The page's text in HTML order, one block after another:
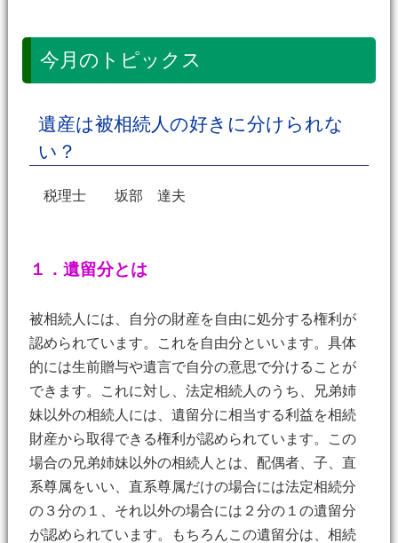
今月のトピックス
遺産は被相続人の好きに分けられな
い？
税理士 坂部 達夫
１．遺留分とは
被相続人には、自分の財産を自由に処分する権利が
認められています。これを自由分といいます。具体
的には生前贈与や遺言で自分の意思で分けることが
できます。これに対し、法定相続人のうち、兄弟姉
妹以外の相続人には、遺留分に相当する利益を相続
財産から取得できる権利が認められています。この
場合の兄弟姉妹以外の相続人とは、配偶者、子、直
系尊属をいい、直系尊属だけの場合には法定相続分
の３分の１、それ以外の場合には２分の１の遺留分
が認められています。もちろんこの遺留分は、相続